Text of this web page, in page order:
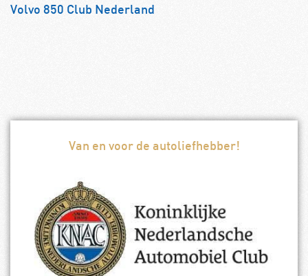
Volvo 850 Club Nederland
Van en voor de autoliefhebber!